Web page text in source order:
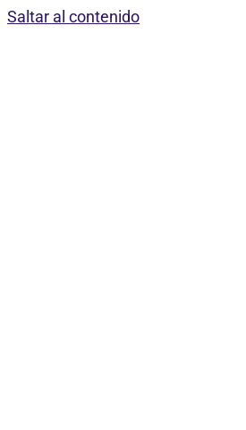
Saltar al contenido